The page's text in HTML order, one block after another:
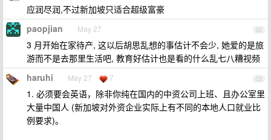
应润尽润,不过新加坡只适合超级富豪
22
paopjian May 27
3 月开始在家待产, 这以后胡思乱想的事估计不会少, 她爱的是旅
游而不是去那里生活吧, 教育好估计也是看的什么乱七八糟视频
23
haruhi May 27 7
1. 必须要会英语，除非你纯在国内的中资公司上班、且办公室里
大量中国人 (新加坡对外资企业实际上有不同的本地人口就业比
例要求)。